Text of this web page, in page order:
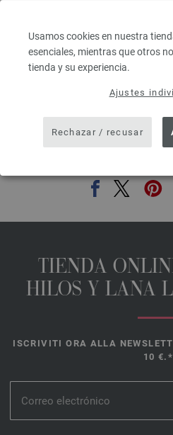
Usamos cookies en nuestra
esenciales, mientras que otros
tienda y su experiencia.
Ajustes
Rechazar / recusar
4,41 $
IVA no incluido, más gastos de
prev
TIENDA
HILOS Y LANA
ISCRIVITI ORA ALLA
10 €.*